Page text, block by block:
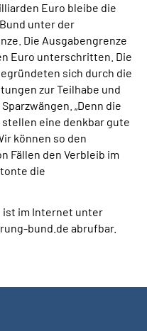
Euro bleibe die
unter der
Die Ausgabengrenze
Euro unterschritten. Die
sich durch die
zur Teilhabe und
„Denn die
eine denkbar gute
können so den
Fällen den Verbleib im
die
ist im Internet unter
bund.de abrufbar.